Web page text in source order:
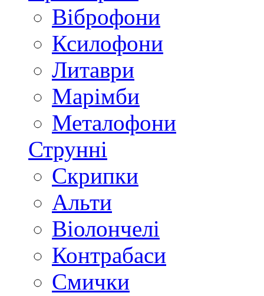
Віброфони
Ксилофони
Литаври
Марімби
Металофони
Струнні
Скрипки
Альти
Віолончелі
Контрабаси
Смички